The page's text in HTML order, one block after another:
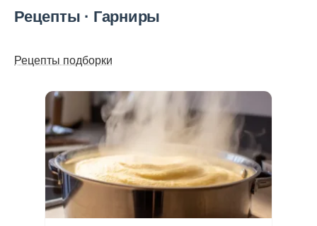
Рецепты · Гарниры
Рецепты подборки